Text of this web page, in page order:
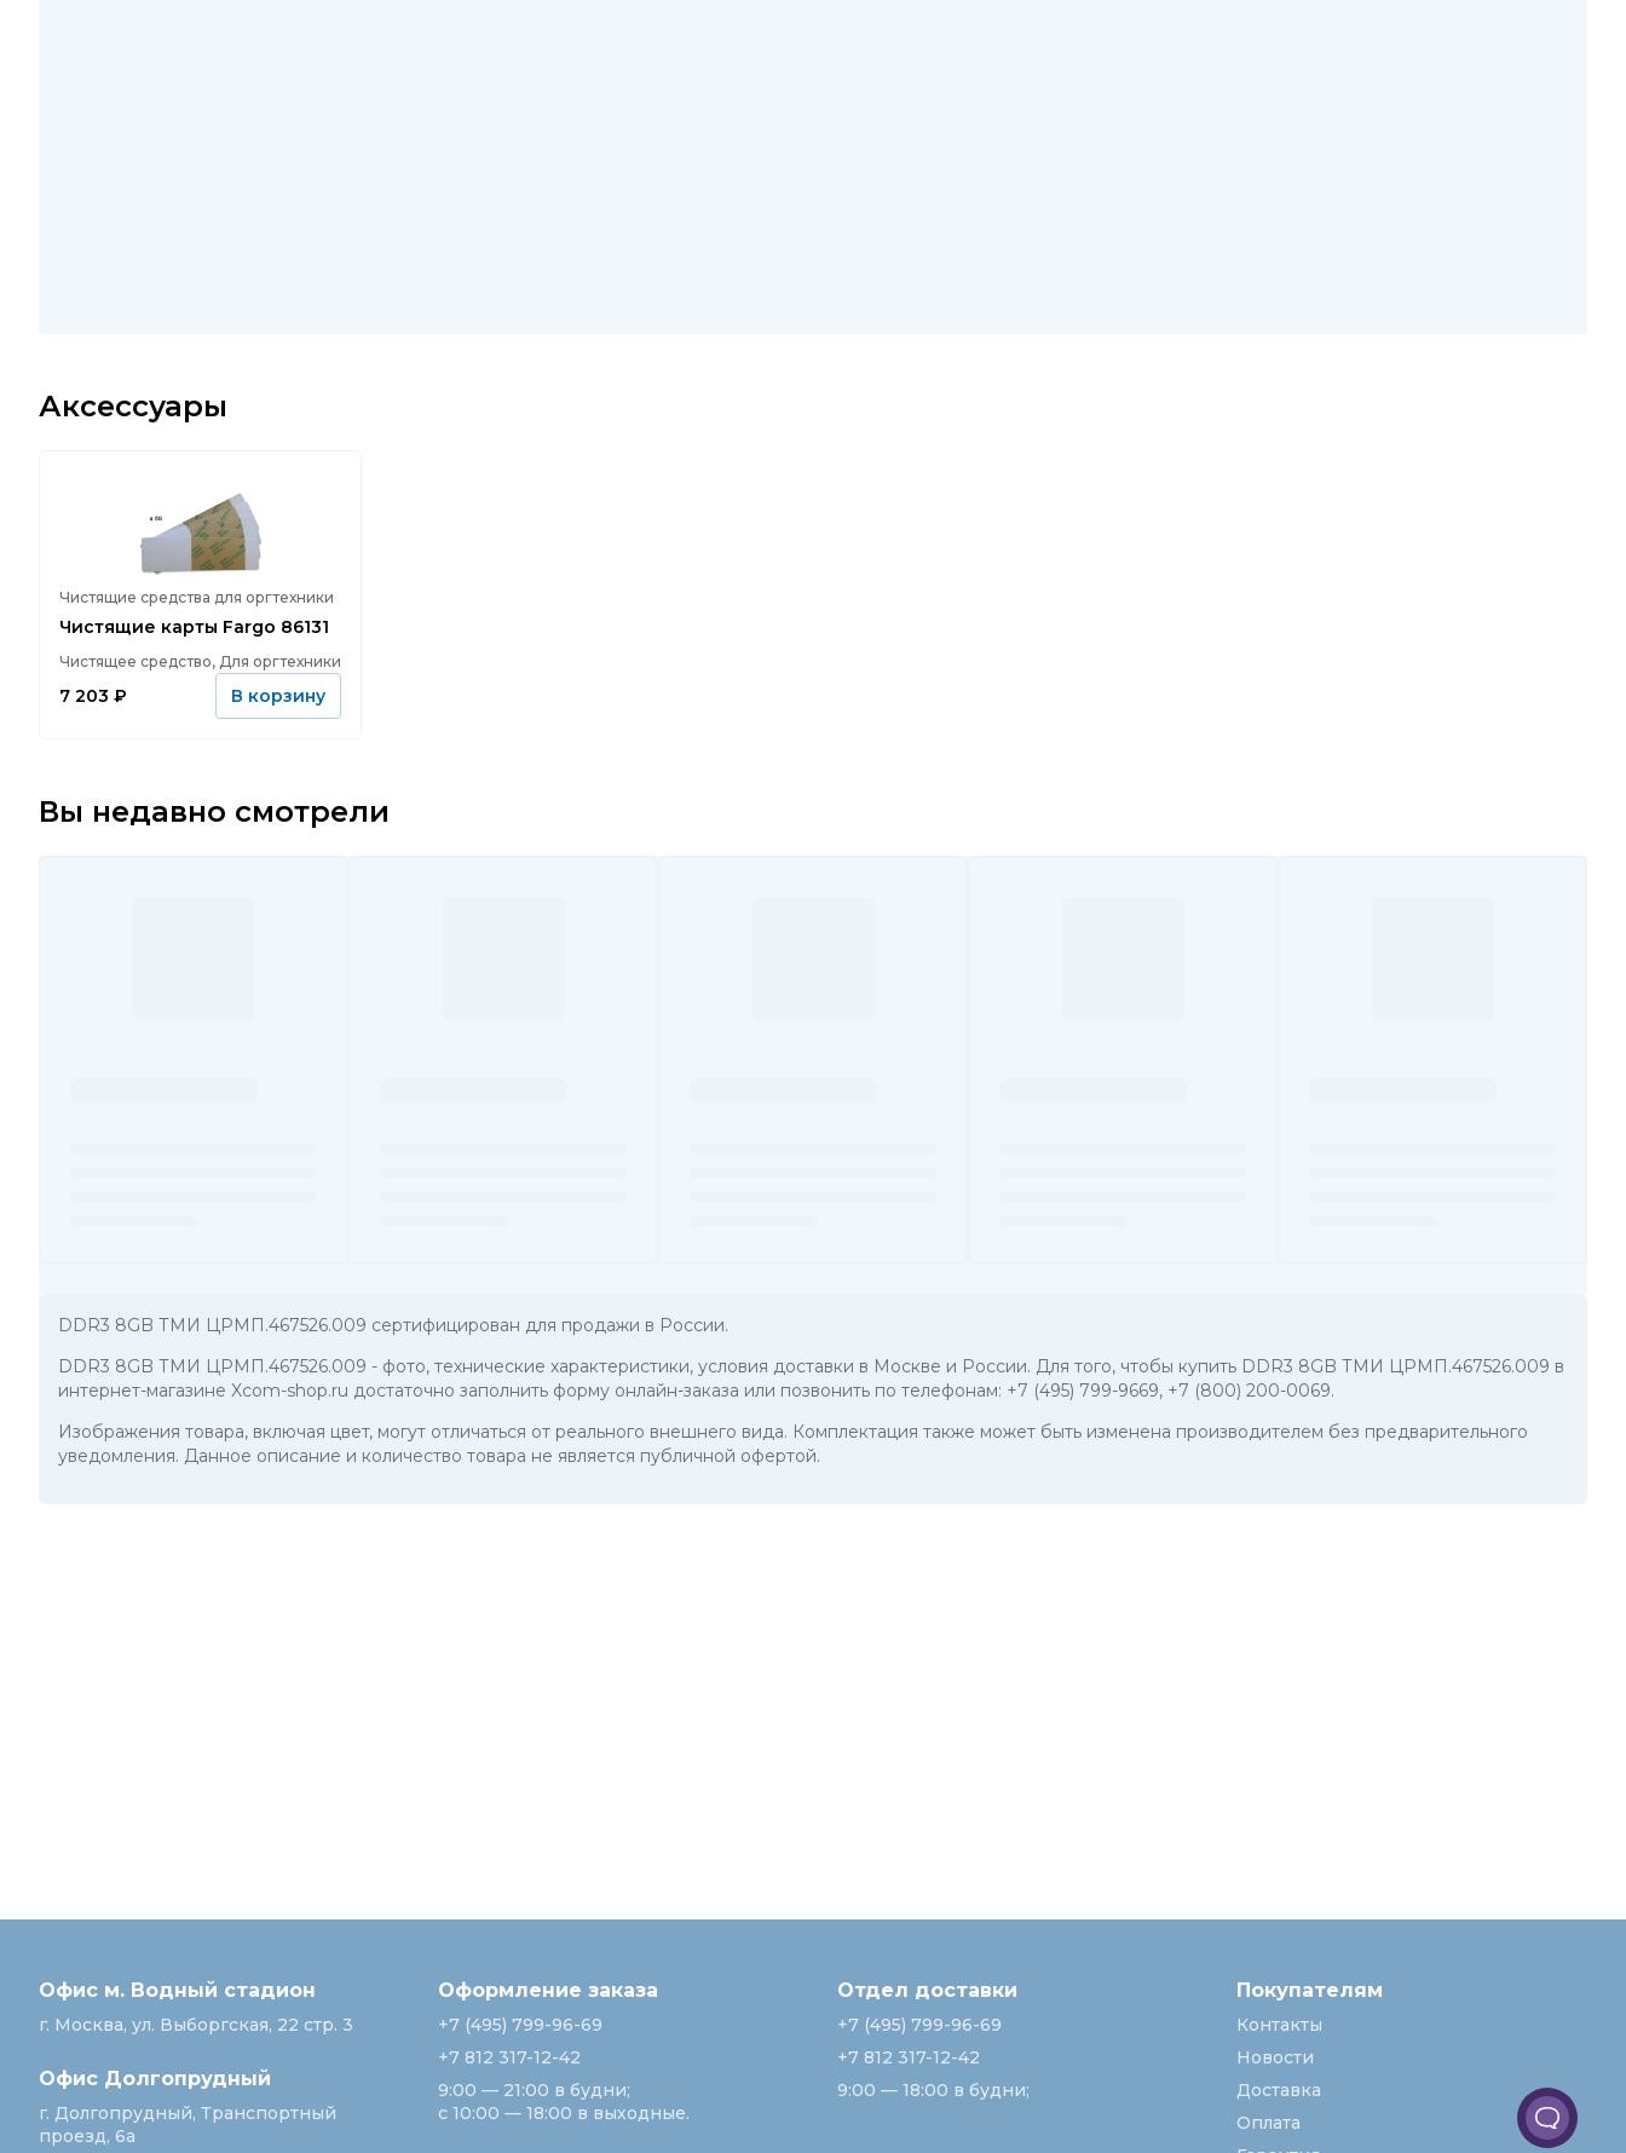
Аксессуары
Чистящие средства для оргтехники
Чистящие карты Fargo 86131
Чистящее средство, Для оргтехники
7 203 ₽ В корзину
Вы недавно смотрели
DDR3 8GB ТМИ ЦРМП.467526.009 сертифицирован для продажи в России.
DDR3 8GB ТМИ ЦРМП.467526.009 - фото, технические характеристики, условия доставки в Москве и России. Для того, чтобы купить DDR3 8GB ТМИ ЦРМП.467526.009 в
интернет-магазине Xcom-shop.ru достаточно заполнить форму онлайн-заказа или позвонить по телефонам: +7 (495) 799-9669, +7 (800) 200-0069.
Изображения товара, включая цвет, могут отличаться от реального внешнего вида. Комплектация также может быть изменена производителем без предварительного
уведомления. Данное описание и количество товара не является публичной офертой.
Офис м. Водный стадион
г. Москва, ул. Выборгская, 22 стр. 3
Офис Долгопрудный
г. Долгопрудный, Транспортный
проезд, 6а
Оформление заказа
+7 (495) 799-96-69
+7 812 317-12-42
9:00 — 21:00 в будни;
с 10:00 — 18:00 в выходные.
Отдел доставки
+7 (495) 799-96-69
+7 812 317-12-42
9:00 — 18:00 в будни;
Покупателям
Контакты
Новости
Доставка
Оплата